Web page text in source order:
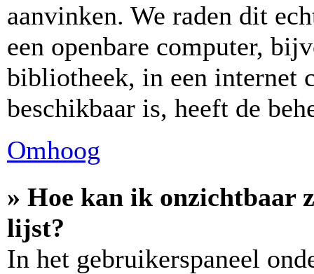
aanvinken. We raden dit
een openbare computer,
bibliotheek, in een internet
beschikbaar is, heeft de
Omhoog
» Hoe kan ik onzichtbaar
lijst?
In het gebruikerspaneel